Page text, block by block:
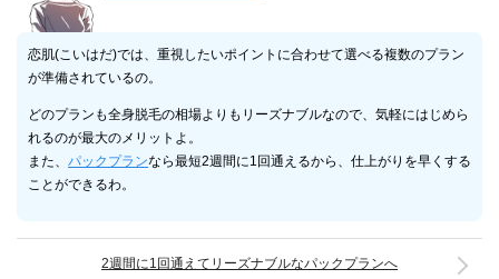
恋肌(こいはだ)では、重視したいポイントに合わせて選べる複数のプラン
が準備されているの。
どのプランも全身脱毛の相場よりもリーズナブルなので、気軽にはじめら
れるのが最大のメリットよ。
また、 パックプランなら最短2週間に1回通えるから、仕上がりを早くする
ことができるわ。
2週間に1回通えてリーズナブルなパックプランへ